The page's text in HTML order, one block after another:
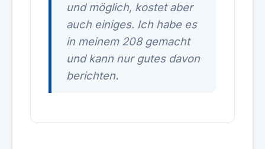
und möglich, kostet aber
auch einiges. Ich habe es
in meinem 208 gemacht
und kann nur gutes davon
berichten.